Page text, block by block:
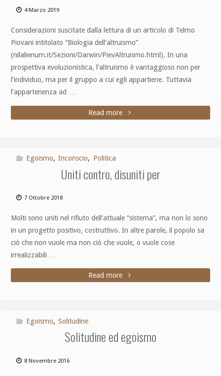
4 Marzo 2019
Considerazioni suscitate dalla lettura di un articolo di Telmo
Piovani intitolato “Biologia dell’altruismo”
(nilalienum.it/Sezioni/Darwin/PievAltruismo.html). In una
prospettiva evoluzionistica, l’altruismo è vantaggioso non per
l’individuo, ma per il gruppo a cui egli appartiene. Tuttavia
l’appartenenza ad …
Read more
Egoismo, Inconscio, Politica
Uniti contro, disuniti per
7 Ottobre 2018
Molti sono uniti nel rifiuto dell’attuale “sistema”, ma non lo sono
in un progetto positivo, costruttivo. In altre parole, il popolo sa
ciò che non vuole ma non ciò che vuole, o vuole cose
irrealizzabili …
Read more
Egoismo, Solitudine
Solitudine ed egoismo
8 Novembre 2016